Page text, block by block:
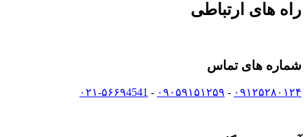
راه های ارتباطی
شماره های تماس
۰۹۱۲۵۲۸۰۱۲۴ - ۰۹۰۵۹۱۵۱۲۵۹ - ۰۲۱-۵۶۶۹4541